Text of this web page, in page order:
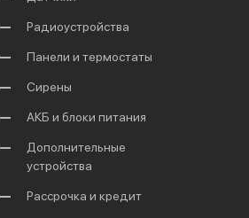
Радиоустройства
Панели и термостаты
Сирены
АКБ и блоки питания
Дополнительные
устройства
Рассрочка и кредит